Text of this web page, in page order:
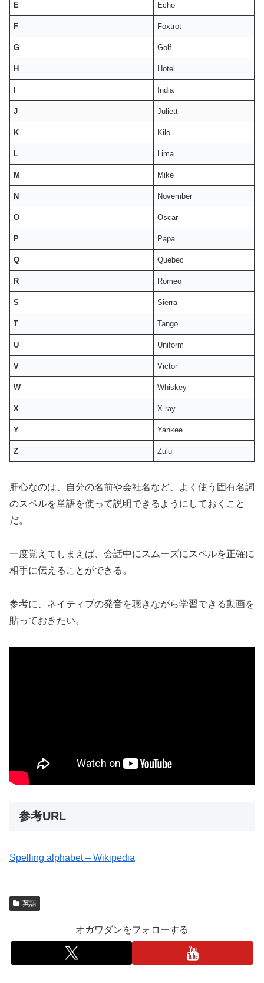
E Echo
F Foxtrot
G Golf
H Hotel
India
J Juliett
K Kilo
L Lima
M Mike
N November
O Oscar
P Papa
Q Quebec
R Romeo
S Sierra
T Tango
U Uniform
V Victor
W Whiskey
X X-ray
Y Yankee
Z Zulu
肝心なのは、自分の名前や会社名など、よく使う固有名詞
のスペルを単語を使って説明できるようにしておくこと
だ。
一度覚えてしまえば、会話中にスムーズにスペルを正確に
相手に伝えることができる。
参考に、ネイティブの発音を聴きながら学習できる動画を
貼っておきたい。
参考URL
Spelling alphabet – Wikipedia
英語
オガワダンをフォローする